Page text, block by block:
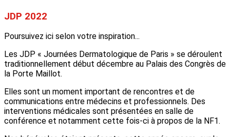
JDP 2022
Poursuivez ici selon votre inspiration...
Les JDP « Journées Dermatologique de Paris » se déroulent
traditionnellement début décembre au Palais des Congrès de
la Porte Maillot.
Elles sont un moment important de rencontres et de
communications entre médecins et professionnels. Des
interventions médicales sont présentées en salle de
conférence et notamment cette fois-ci à propos de la NF1.